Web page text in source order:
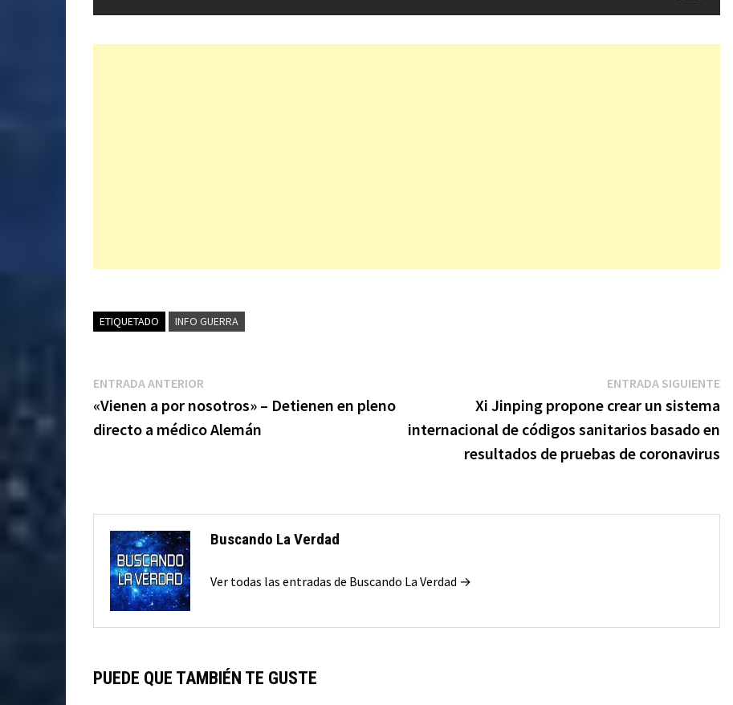
ETIQUETADO INFO GUERRA
Navegación
de
ENTRADA ANTERIOREntrada
anterior:
«Vienen a por nosotros» – Detienen en pleno
directo a médico Alemán
ENTRADA SIGUIENTE
Xi Jinping propone crear un sistema
internacional de códigos sanitarios basado en
resultados de pruebas de coronavirus
Buscando La Verdad
Ver todas las entradas de Buscando La Verdad →
PUEDE QUE TAMBIÉN TE GUSTE